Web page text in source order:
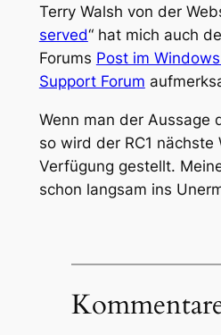
Terry Walsh von der
served“ hat mich auch
Forums Post im
Support Forum
Wenn man der Aussage
so wird der RC1 nächste
Verfügung gestellt.
schon langsam ins